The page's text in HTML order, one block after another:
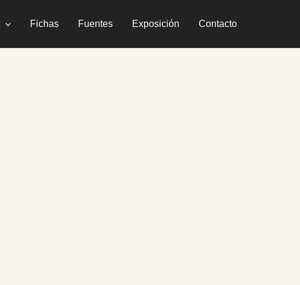
Fichas Fuentes Exposición Contacto